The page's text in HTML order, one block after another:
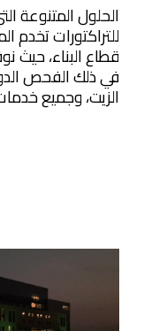
الحلول المتنوعة
للتراكتورات تخدم
قطاع البناء، حيث
في ذلك الفحص
الزيت، وجميع خدمات